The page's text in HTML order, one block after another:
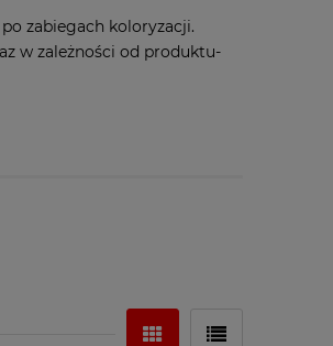
zabiegach koloryzacji.
w zależności od produktu-